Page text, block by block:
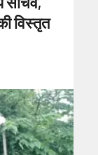
विस्तृत